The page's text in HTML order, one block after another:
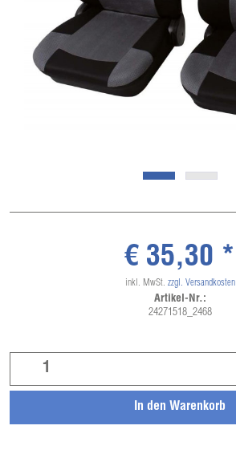
In den Warenkorb
€ 35,30 *
inkl. MwSt. zzgl. Versandkosten
Artikel-Nr.:
24271518_2468